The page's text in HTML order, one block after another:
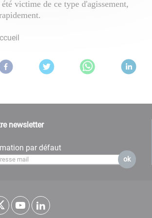
victime de ce type d'agissement,
newsletter
par défaut
ok